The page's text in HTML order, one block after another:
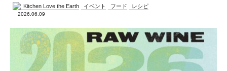
Kitchen Love the Earth イベント フード レシピ
2026.06.09